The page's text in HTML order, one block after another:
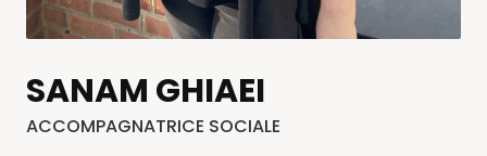
SANAM GHIAEI
ACCOMPAGNATRICE SOCIALE